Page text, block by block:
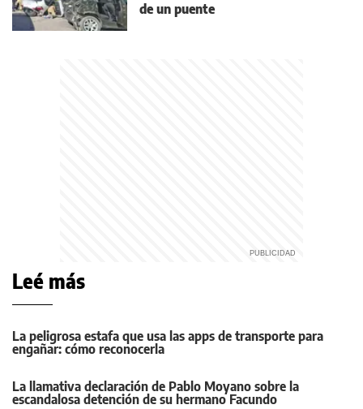
de un puente
Leé más
La peligrosa estafa que usa las apps de transporte para
engañar: cómo reconocerla
La llamativa declaración de Pablo Moyano sobre la
escandalosa detención de su hermano Facundo